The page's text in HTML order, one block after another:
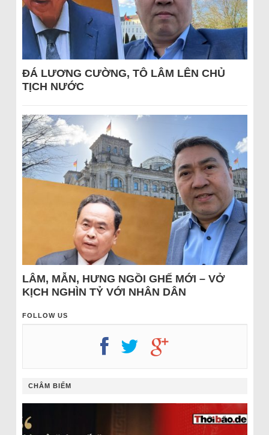
ĐÁ LƯƠNG CƯỜNG, TÔ LÂM LÊN CHỦ
TỊCH NƯỚC
LÂM, MẪN, HƯNG NGỒI GHẾ MỚI – VỞ
KỊCH NGHÌN TỶ VỚI NHÂN DÂN
FOLLOW US
CHÂM BIẾM